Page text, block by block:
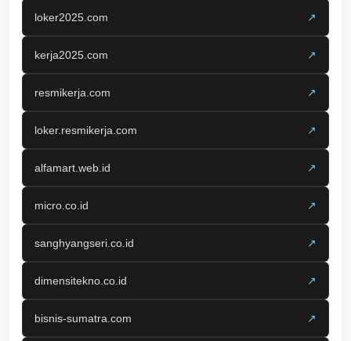
loker2025.com ↗
kerja2025.com ↗
resmikerja.com ↗
loker.resmikerja.com ↗
alfamart.web.id ↗
micro.co.id ↗
sanghyangseri.co.id ↗
dimensitekno.co.id ↗
bisnis-sumatra.com ↗